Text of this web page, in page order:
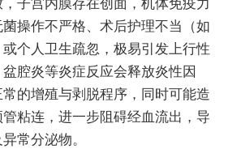
子宫内膜存在创面，机体免疫力
操作不严格、术后护理不当（如
个人卫生疏忽，极易引发上行性
腔炎等炎症反应会释放炎性因
的增殖与剥脱程序，同时可能造
粘连，进一步阻碍经血流出，导
常分泌物。